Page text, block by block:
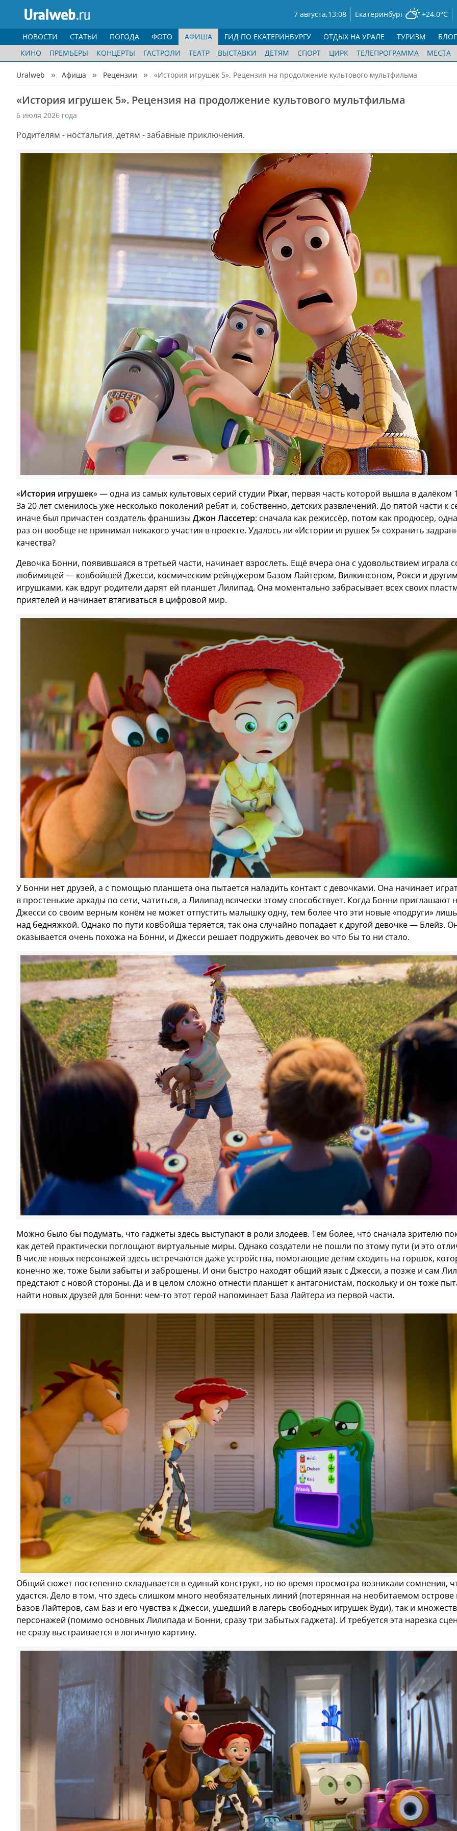
7 августа,13:08 Екатеринбург +24.0°C
НОВОСТИ СТАТЬИ ПОГОДА ФОТО
АФИША
КИНО
ПРЕМЬЕРЫ КОНЦЕРТЫ ГАСТРОЛИ ТЕАТР ВЫСТАВКИ ДЕТЯМ СПОРТ ЦИРК ТЕЛЕПРОГРАММА МЕСТА
ГИД ПО ЕКАТЕРИНБУРГУ ОТДЫХ НА УРАЛЕ ТУРИЗМ
Uralweb Афиша Рецензии «История игрушек 5». Рецензия на продолжение культового мультфильма
«История игрушек 5». Рецензия на продолжение культового мультфильма
6 июля 2026 года
Родителям - ностальгия, детям - забавные приключения.
«История игрушек» — одна из самых культовых серий студии Pixar, первая часть которой вышла в далёком
За 20 лет сменилось уже несколько поколений ребят и, собственно, детских развлечений. До пятой части к
иначе был причастен создатель франшизы Джон Лассетер: сначала как режиссёр, потом как продюсер,
раз он вообще не принимал никакого участия в проекте. Удалось ли «Истории игрушек 5» сохранить
качества?
Девочка Бонни, появившаяся в третьей части, начинает взрослеть. Ещё вчера она с удовольствием играла
любимицей — ковбойшей Джесси, космическим рейнджером Базом Лайтером, Вилкинсоном, Рокси и
игрушками, как вдруг родители дарят ей планшет Лилипад. Она моментально забрасывает всех своих
приятелей и начинает втягиваться в цифровой мир.
У Бонни нет друзей, а с помощью планшета она пытается наладить контакт с девочками. Она начинает
в простенькие аркады по сети, чатиться, а Лилипад всячески этому способствует. Когда Бонни приглашают
Джесси со своим верным конём не может отпустить малышку одну, тем более что эти новые «подруги»
над бедняжкой. Однако по пути ковбойша теряется, так она случайно попадает к другой девочке — Блейз.
оказывается очень похожа на Бонни, и Джесси решает подружить девочек во что бы то ни стало.
Можно было бы подумать, что гаджеты здесь выступают в роли злодеев. Тем более, что сначала зрителю
как детей практически поглощают виртуальные миры. Однако создатели не пошли по этому пути (и это
В числе новых персонажей здесь встречаются даже устройства, помогающие детям сходить на горшок,
конечно же, тоже были забыты и заброшены. И они быстро находят общий язык с Джесси, а позже и сам
предстают с новой стороны. Да и в целом сложно отнести планшет к антагонистам, поскольку и он тоже
найти новых друзей для Бонни: чем-то этот герой напоминает База Лайтера из первой части.
Общий сюжет постепенно складывается в единый конструкт, но во время просмотра возникали сомнения,
удастся. Дело в том, что здесь слишком много необязательных линий (потерянная на необитаемом острове
Базов Лайтеров, сам Баз и его чувства к Джесси, ушедший в лагерь свободных игрушек Вуди), так и
персонажей (помимо основных Лилипада и Бонни, сразу три забытых гаджета). И требуется эта нарезка
не сразу выстраивается в логичную картину.